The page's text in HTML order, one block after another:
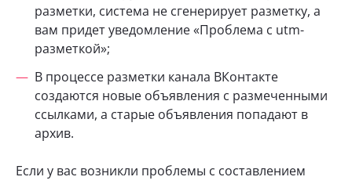
разметки, система не сгенерирует разметку, а
вам придет уведомление «Проблема с utm-
разметкой»;
В процессе разметки канала ВКонтакте
создаются новые объявления с размеченными
ссылками, а старые объявления попадают в
архив.
Если у вас возникли проблемы с составлением